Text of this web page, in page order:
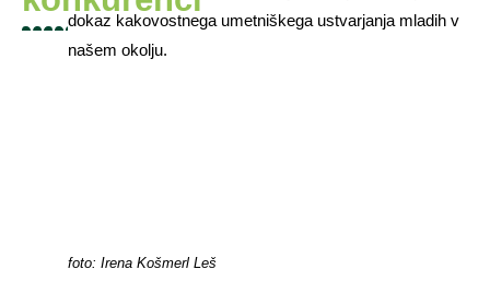
dokaz kakovostnega umetniškega ustvarjanja mladih v
našem okolju.
foto: Irena Košmerl Leš